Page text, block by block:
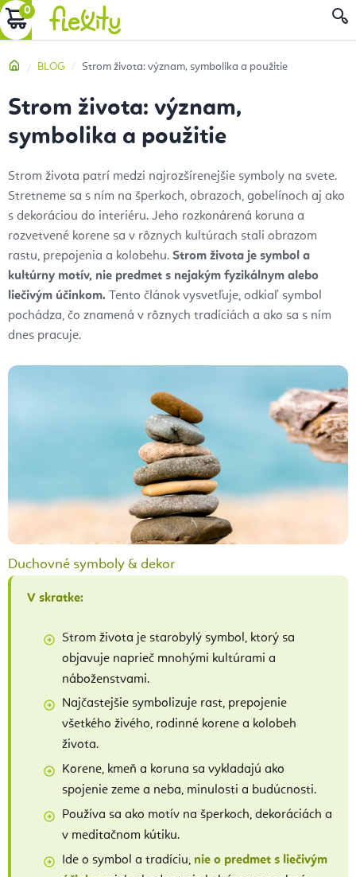
Prejsť
na
NÁKUPNÝ
Domov
BLOG Strom života: význam, symbolika a použitie
Strom života: význam,
symbolika a použitie
Strom života patrí medzi najrozšírenejšie symboly na svete.
Stretneme sa s ním na šperkoch, obrazoch, gobelínoch aj ako
s dekoráciou do interiéru. Jeho rozkonárená koruna a
rozvetvené korene sa v rôznych kultúrach stali obrazom
rastu, prepojenia a kolobehu. Strom života je symbol a
kultúrny motív, nie predmet s nejakým fyzikálnym alebo
liečivým účinkom. Tento článok vysvetľuje, odkiaľ symbol
pochádza, čo znamená v rôznych tradíciách a ako sa s ním
dnes pracuje.
Duchovné symboly & dekor
V skratke:
Strom života je starobylý symbol, ktorý sa
objavuje naprieč mnohými kultúrami a
náboženstvami.
Najčastejšie symbolizuje rast, prepojenie
všetkého živého, rodinné korene a kolobeh
života.
Korene, kmeň a koruna sa vykladajú ako
spojenie zeme a neba, minulosti a budúcnosti.
Používa sa ako motív na šperkoch, dekoráciách a
v meditačnom kútiku.
Ide o symbol a tradíciu, nie o predmet s liečivým